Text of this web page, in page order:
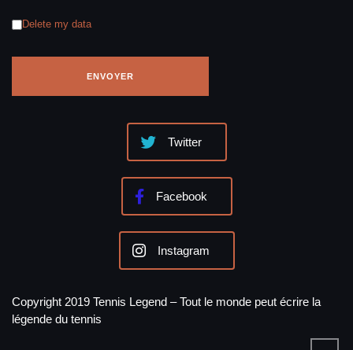
Delete my data
Twitter
Facebook
Instagram
Copyright 2019 Tennis Legend – Tout le monde peut écrire la
légende du tennis